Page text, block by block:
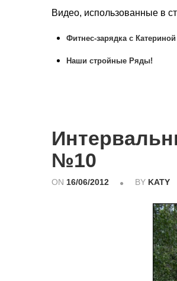
Видео, использованные в
Фитнес-зарядка с
Наши стройные Ряды!
№10
ON 16/06/2012 BY KATY